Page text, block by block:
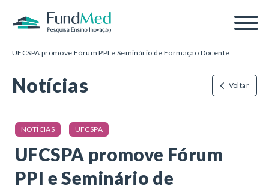
UFCSPA promove Fórum PPI e Seminário de Formação Docente
Notícias Voltar
NOTÍCIAS UFCSPA
UFCSPA promove Fórum
PPI e Seminário de